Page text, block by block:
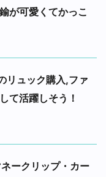
が可愛くてかっこ
ュック購入,ファ
て活躍しそう！
ークリップ・カー